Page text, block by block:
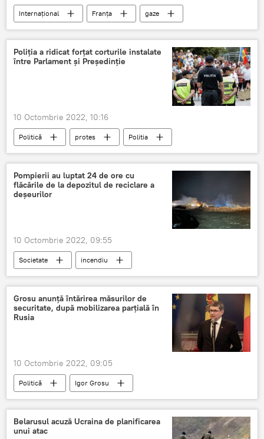
Internațional Franța gaze
Poliția a ridicat forțat corturile instalate
între Parlament și Președinție
10 Octombrie 2022, 10:16
Politică protes Politia
Pompierii au luptat 24 de ore cu
flăcările de la depozitul de reciclare a
deșeurilor
10 Octombrie 2022, 09:55
Societate incendiu
Grosu anunță întărirea măsurilor de
securitate, după mobilizarea parțială în
Rusia
10 Octombrie 2022, 09:05
Politică Igor Grosu
Belarusul acuză Ucraina de planificarea
unui atac